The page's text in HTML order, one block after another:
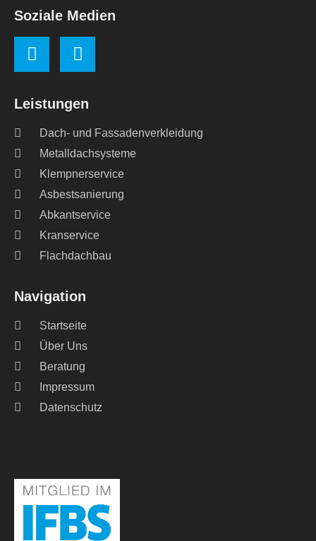
Navigation
Startseite
Über Uns
Beratung
Impressum
Datenschutz
Leistungen
Dach- und Fassadenverkleidung
Metalldachsysteme
Klempnerservice
Asbestsanierung
Abkantservice
Kranservice
Flachdachbau
Soziale Medien